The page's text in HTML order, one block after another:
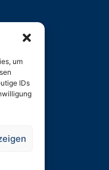
um
IDs